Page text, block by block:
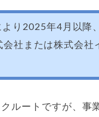
り2025年4月以降
社または株式会
ルートですが、事